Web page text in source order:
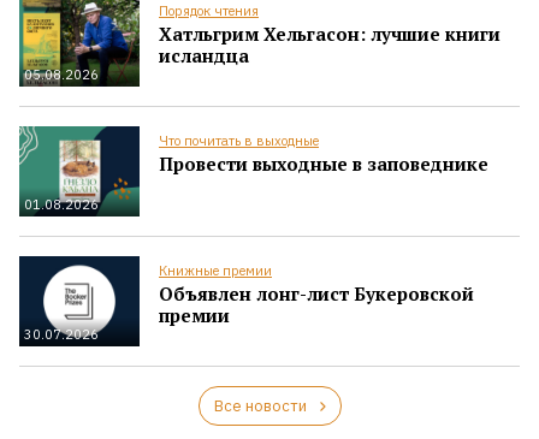
05.08.2026
Порядок чтения
Хатльгрим Хельгасон: лучшие книги
исландца
01.08.2026
Что почитать в выходные
Провести выходные в заповеднике
30.07.2026
Книжные премии
Объявлен лонг-лист Букеровской
премии
Все новости